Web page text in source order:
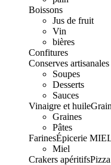
Boissons
Jus de fruit
Vin
bières
Confitures
Conserves artisanales
Soupes
Desserts
Sauces
Vinaigre et huile
Graines
Pâtes
FarinesÉpicerie
Miel
Crakers apéritifs